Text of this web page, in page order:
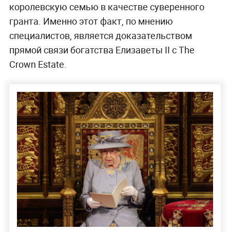
королевскую семью в качестве суверенного
гранта. Именно этот факт, по мнению
специалистов, является доказательством
прямой связи богатства Елизаветы II с The
Crown Estate.